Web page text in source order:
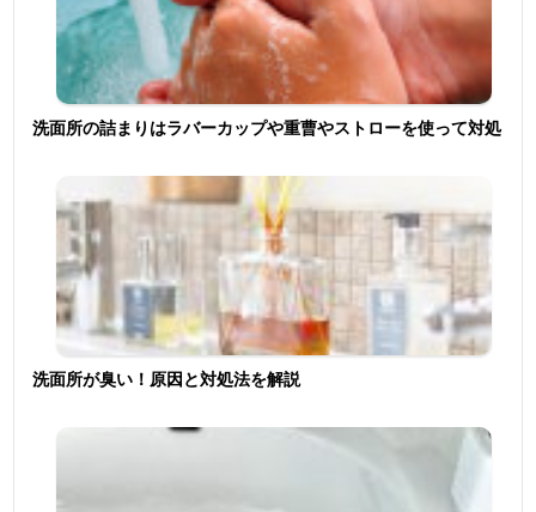
洗面所の詰まりはラバーカップや重曹やストローを使って対処
洗面所が臭い！原因と対処法を解説